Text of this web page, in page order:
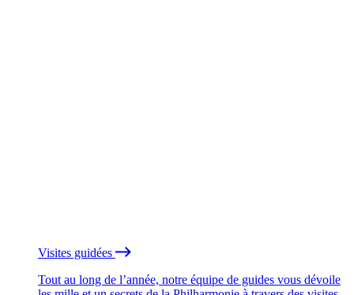
Visites guidées
Tout au long de l’année, notre équipe de guides vous dévoile